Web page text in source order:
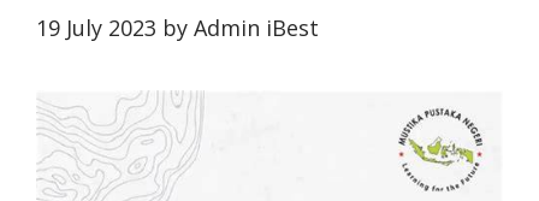
19 July 2023 by Admin iBest